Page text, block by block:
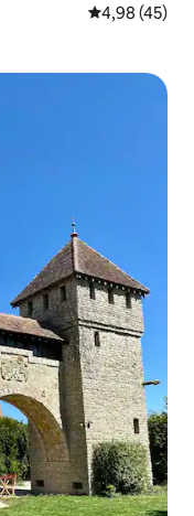
Évaluation
4,98 (45)